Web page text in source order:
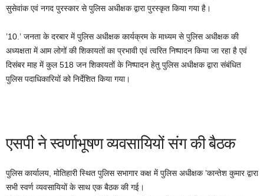
सुसेवांक एवं नगद पुरस्कार से पुलिस अधीक्षक द्वारा पुरस्कृत किया गया है।
’10.’ जनता के दरबार में पुलिस अधीक्षक कार्यक्रम के माध्यम से पुलिस अधीक्षक की
अध्यक्षता में आम लोगों की शिकायतों का प्रभावी एवं त्वरित निष्पादन किया जा रहा है एवं
दिसंबर माह में कुल 518 जन शिकायतों के निष्पादन हेतु पुलिस अधीक्षक द्वारा संबंधित
पुलिस पदाधिकारियों को निर्देशित किया गया।
एसपी ने स्वर्णाभूषण व्यवसायियों संग की बैठक
पुलिस कार्यालय, मोतिहारी स्थित पुलिस सभागार कक्ष में पुलिस अधीक्षक ’कान्‍तेश कुमार द्वारा
सभी स्वर्ण व्यवसायियों के साथ एक बैठक की गई।